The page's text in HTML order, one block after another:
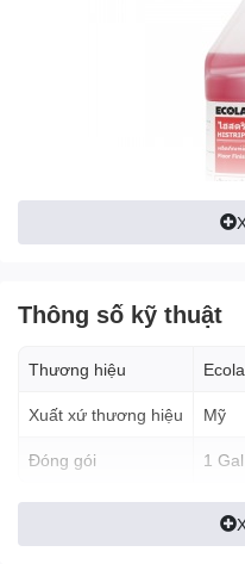
Ứng dụng:
sàn nhựa dẻo.
Tính năng nổi bật:
– Có tác dụng nhanh
Thông số kỹ thuật
Thương hiệu
Xuất xứ thương hiệu Mỹ
Đóng gói 1 Gal